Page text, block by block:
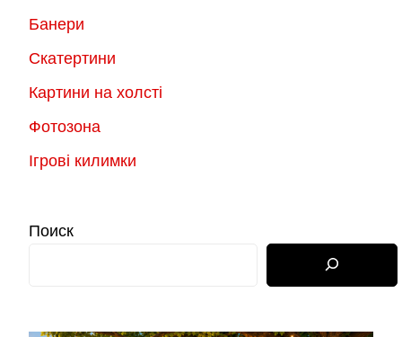
Банери
Скатертини
Картини на холсті
Фотозона
Ігрові килимки
Поиск